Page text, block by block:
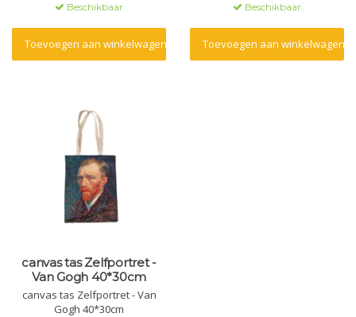
Beschikbaar
Toevoegen aan winkelwagen
Beschikbaar
Toevoegen aan winkelwagen
canvas tas Zelfportret -
Van Gogh 40*30cm
canvas tas Zelfportret - Van
Gogh 40*30cm